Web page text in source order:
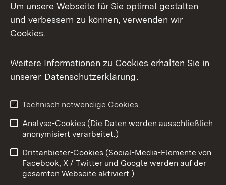
Facebook
X / Twitter
Youtube
Impressum
Kontakt
Barrierefreiheit
Datenschutz
Cookies
Um unsere Webseite für Sie optimal gestalten
und verbessern zu können, verwenden wir
Cookies.
Weitere Informationen zu Cookies erhalten Sie in
unserer Datenschutzerklärung.
Technisch notwendige Cookies
Analyse-Cookies (Die Daten werden ausschließlich
anonymisiert verarbeitet.)
Drittanbieter-Cookies (Social-Media-Elemente von
Facebook, X / Twitter und Google werden auf der
gesamten Webseite aktiviert.)